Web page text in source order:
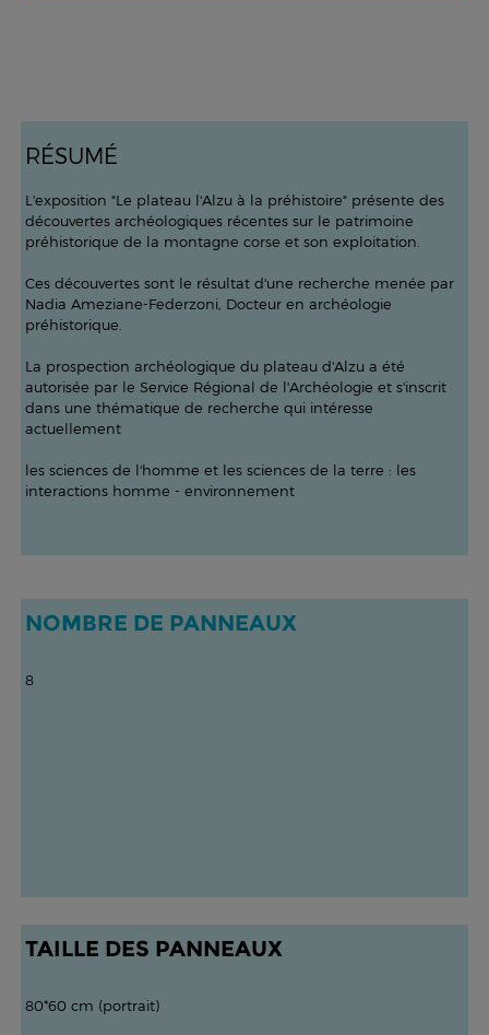
RÉSUMÉ
L'exposition "Le plateau l'Alzu à la préhistoire" présente des
découvertes archéologiques récentes sur le patrimoine
préhistorique de la montagne corse et son exploitation.
Ces découvertes sont le résultat d'une recherche menée par
Nadia Ameziane-Federzoni, Docteur en archéologie
préhistorique.
La prospection archéologique du plateau d'Alzu a été
autorisée par le Service Régional de l'Archéologie et s'inscrit
dans une thématique de recherche qui intéresse
actuellement
les sciences de l'homme et les sciences de la terre : les
interactions homme - environnement
NOMBRE DE PANNEAUX
8
TAILLE DES PANNEAUX
80*60 cm (portrait)